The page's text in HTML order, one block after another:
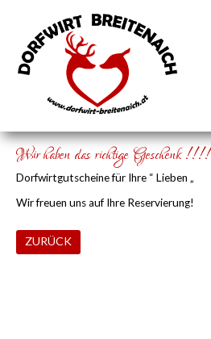
Wir haben das richtige Geschenk !!!!
Dorfwirtgutscheine für Ihre “ Lieben „
Wir freuen uns auf Ihre Reservierung!
ZURÜCK